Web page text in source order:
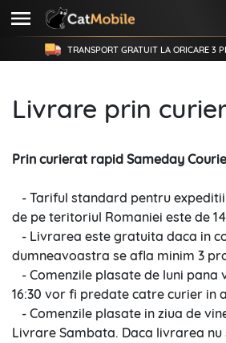
TRANSPORT GRATUIT LA ORICARE 3
Livrare prin
Prin curierat rapid Sameday
- Tariful standard pentru
de pe teritoriul Romaniei este de
- Livrarea este gratuita daca in
dumneavoastra se afla minim 3
- Comenzile plasate de luni pana
16:30 vor fi predate catre curier in
- Comenzile plasate in ziua de
Livrare Sambata. Daca livrarea nu